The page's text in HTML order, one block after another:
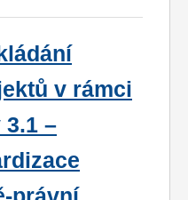
v rámci
–